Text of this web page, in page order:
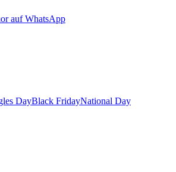
auf WhatsApp
DayBlack FridayNational Day